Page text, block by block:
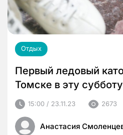
Отдых
Первый ледовый
Томске в эту субботу
15:00 / 23.11.23 2673
Анастасия